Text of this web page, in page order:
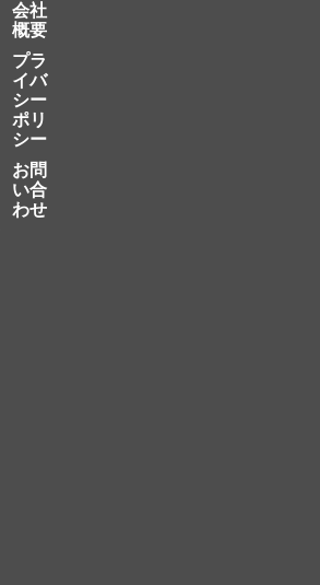
会社
概要
プラ
イバ
シー
ポリ
シー
お問
い合
わせ